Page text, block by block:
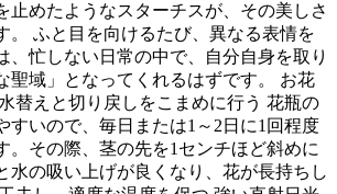
止めたようなスターチスが、その美しさ
。 ふと目を向けるたび、異なる表情を
、忙しない日常の中で、自分自身を取り
聖域」となってくれるはずです。 お花
替えと切り戻しをこまめに行う 花瓶の
すいので、毎日または1～2日に1回程度
。その際、茎の先を1センチほど斜めに
水の吸い上げが良くなり、花が長持ちし